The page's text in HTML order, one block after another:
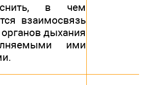
в чем
взаимосвязь
дыхания
ими